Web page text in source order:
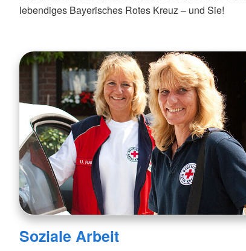
lebendiges Bayerisches Rotes Kreuz – und Sie!
Soziale Arbeit